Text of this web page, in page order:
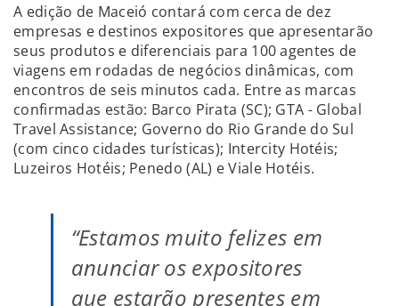
A edição de Maceió contará com cerca de dez
empresas e destinos expositores que apresentarão
seus produtos e diferenciais para 100 agentes de
viagens em rodadas de negócios dinâmicas, com
encontros de seis minutos cada. Entre as marcas
confirmadas estão: Barco Pirata (SC); GTA - Global
Travel Assistance; Governo do Rio Grande do Sul
(com cinco cidades turísticas); Intercity Hotéis;
Luzeiros Hotéis; Penedo (AL) e Viale Hotéis.
“Estamos muito felizes em
anunciar os expositores
que estarão presentes em